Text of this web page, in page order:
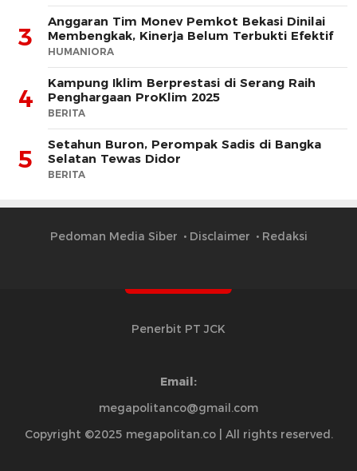
3
Anggaran Tim Monev Pemkot Bekasi Dinilai
Membengkak, Kinerja Belum Terbukti Efektif
HUMANIORA
4
Kampung Iklim Berprestasi di Serang Raih
Penghargaan ProKlim 2025
BERITA
5
Setahun Buron, Perompak Sadis di Bangka
Selatan Tewas Didor
BERITA
Pedoman Media Siber Disclaimer Redaksi
Penerbit PT JCK
Email:
megapolitanco@gmail.com
Copyright ©2025 megapolitan.co | All rights reserved.